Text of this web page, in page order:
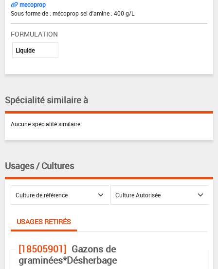
mecoprop
Sous forme de : mécoprop sel d'amine : 400 g/L
FORMULATION
Liquide
Spécialité similaire à
Aucune spécialité similaire
Usages / Cultures
USAGES RETIRÉS
[18505901] Gazons de
graminées*Désherbage